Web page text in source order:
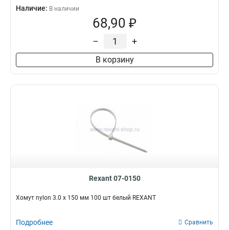
Наличие: В наличии
68,90 ₽
– +
В корзину
Rexant 07-0150
Хомут nylon 3.0 х 150 мм 100 шт белый REXANT
Подробнее Сравнить